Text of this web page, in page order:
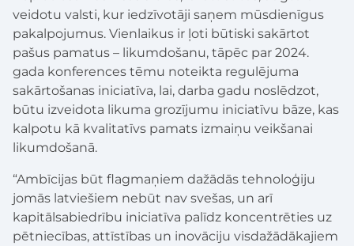
veidotu valsti, kur iedzīvotāji saņem mūsdienīgus
pakalpojumus. Vienlaikus ir ļoti būtiski sakārtot
pašus pamatus – likumdošanu, tāpēc par 2024.
gada konferences tēmu noteikta regulējuma
sakārtošanas iniciatīva, lai, darba gadu noslēdzot,
būtu izveidota likuma grozījumu iniciatīvu bāze, kas
kalpotu kā kvalitatīvs pamats izmaiņu veikšanai
likumdošanā.
“Ambīcijas būt flagmaņiem dažādās tehnoloģiju
jomās latviešiem nebūt nav svešas, un arī
kapitālsabiedrību iniciatīva palīdz koncentrēties uz
pētniecības, attīstības un inovāciju visdažādākajiem